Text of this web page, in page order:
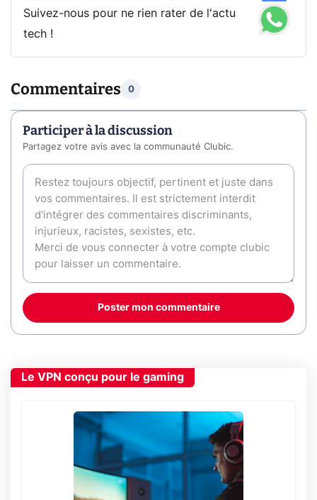
Suivez-nous pour ne rien rater de l'actu
tech !
Commentaires 0
Participer à la discussion
Partagez votre avis avec la communauté Clubic.
Poster mon commentaire
Le VPN conçu pour le gaming